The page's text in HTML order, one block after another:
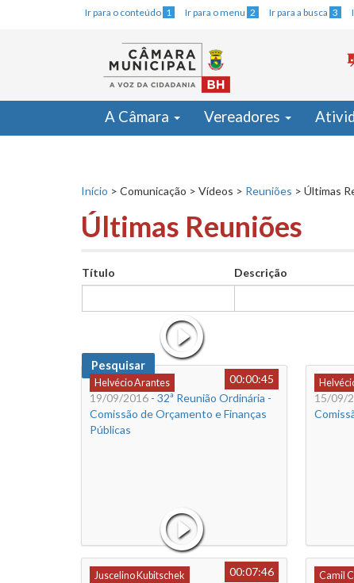
Ir para o conteúdo 1 Ir para o menu 2 Ir para a busca 3
A Câmara Vereadores
Início > Comunicação > Vídeos > Reuniões > Últimas
Últimas Reuniões
Título Descrição
Pesquisar
Helvécio Arantes
00:00:45
19/09/2016 - 32ª Reunião Ordinária -
Comissão de Orçamento e Finanças
Públicas
15/09/
Juscelino Kubitschek
00:07:46
Camil